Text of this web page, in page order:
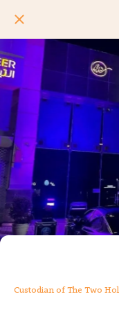
Custodian of The Two